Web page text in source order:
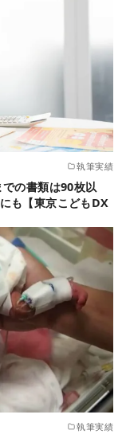
執筆実績
の書類は90枚以
も【東京こどもDX
執筆実績